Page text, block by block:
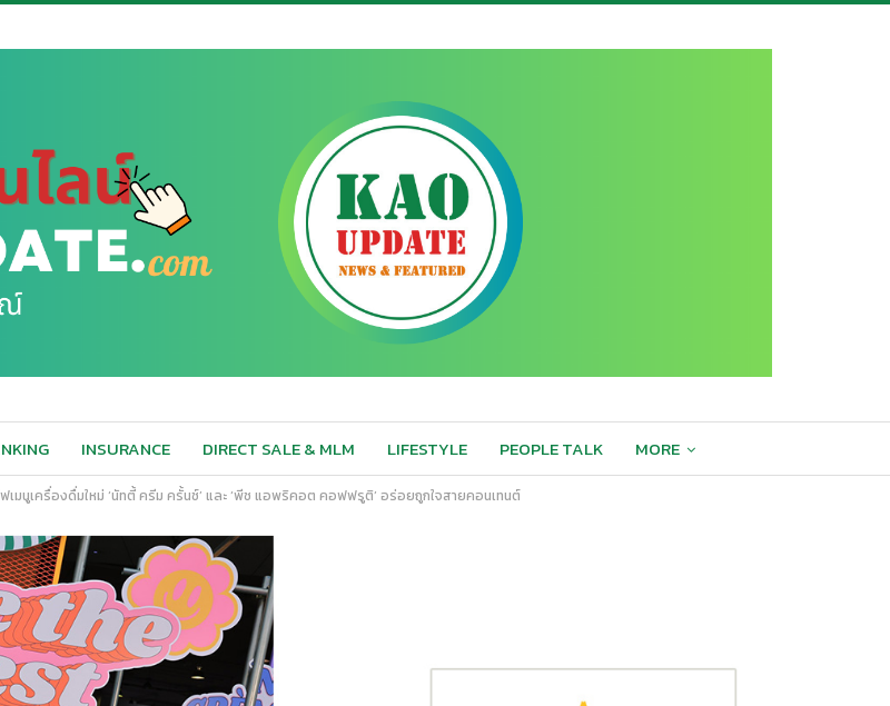
INSURANCE DIRECT SALE & MLM LIFESTYLE PEOPLE TALK MORE
เมนูเครื่องดื่มใหม่ ‘นัทตี้ ครีม ครั้นช์’ และ ‘พีช แอพริคอต คอฟฟรูติ’ อร่อยถูกใจสายคอนเทนต์